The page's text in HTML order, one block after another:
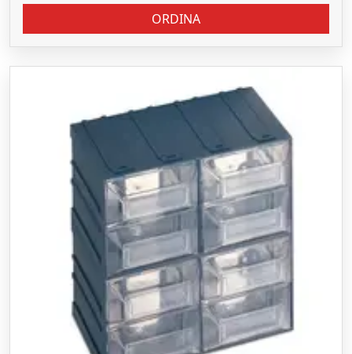
ORDINA